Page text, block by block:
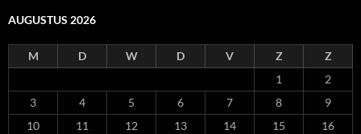
AUGUSTUS 2026
M D W D V Z
Z
1
2
3
4 5 6 7 8
9
10
11 12 13 14 15
16